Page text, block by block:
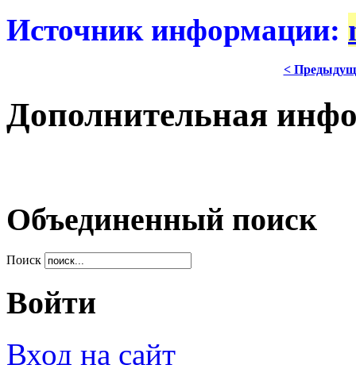
Источник информации:
<
Дополнительная
Объединенный поиск
Поиск
Войти
Вход на сайт